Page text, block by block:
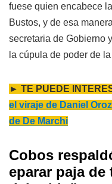
fuese quien encabece
Bustos, y de esa
secretaria de Gobierno
la cúpula de poder de
► TE PUEDE
el viraje de Daniel
de De Marchi
Cobos
eparar paja